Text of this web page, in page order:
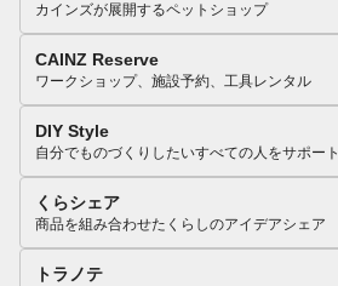
カインズが展開するペットショップ
CAINZ Reserve
ワークショップ、施設予約、工具レンタル
DIY Style
自分でものづくりしたいすべての人をサポート
くらシェア
商品を組み合わせたくらしのアイデアシェア
トラノテ